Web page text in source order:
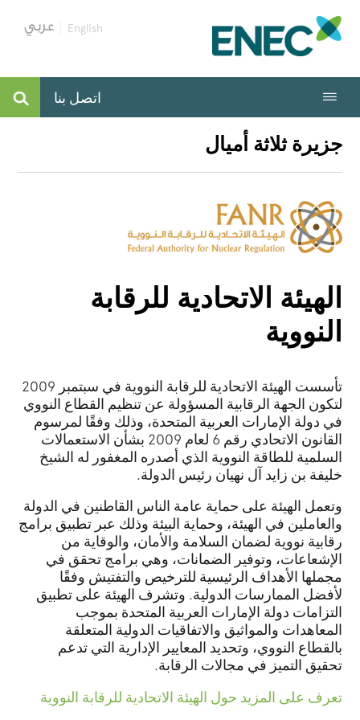
English
اتصل بنا
جزيرة ثلاثة أميال
الهيئة الاتحادية للرقابة
النووية
تأسست الهيئة الاتحادية للرقابة النووية في سبتمبر 2009
لتكون الجهة الرقابية المسؤولة عن تنظيم القطاع النووي
في دولة الإمارات العربية المتحدة، وذلك وفقًا لمرسوم
القانون الاتحادي رقم 6 لعام 2009 بشأن الاستعمالات
السلمية للطاقة النووية الذي أصدره المغفور له الشيخ
خليفة بن زايد آل نهيان رئيس الدولة.
وتعمل الهيئة على حماية عامة الناس القاطنين في الدولة
والعاملين في الهيئة، وحماية البيئة وذلك عبر تطبيق برامج
رقابية نووية لضمان السلامة والأمان، والوقاية من
الإشعاعات، وتوفير الضمانات، وهي برامج تحقق في
مجملها الأهداف الرئيسية للترخيص والتفتيش وفقًا
لأفضل الممارسات الدولية. وتشرف الهيئة على تطبيق
التزامات دولة الإمارات العربية المتحدة بموجب
المعاهدات والمواثيق والاتفاقيات الدولية المتعلقة
بالقطاع النووي، وتحديد المعايير الإدارية التي تدعم
تحقيق التميز في مجالات الرقابة.
تعرف على المزيد حول الهيئة الاتحادية للرقابة النووية